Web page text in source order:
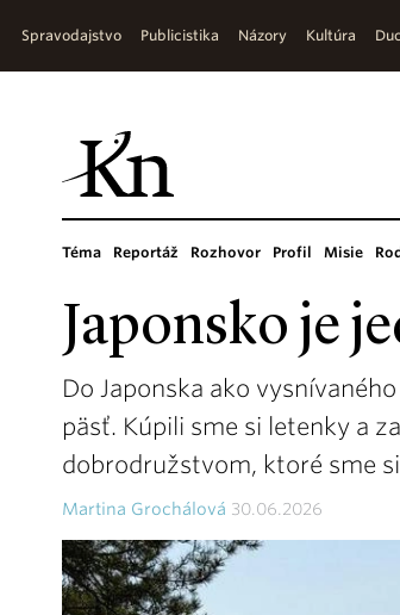
Spravodajstvo Publicistika Názory Kultúra
Téma Reportáž Rozhovor Profil Misie
Japonsko je
Do Japonska ako
päsť. Kúpili sme si letenky a
dobrodružstvom, ktoré sme
Martina Grochálová 30.06.2026